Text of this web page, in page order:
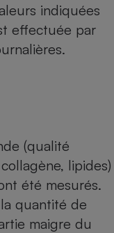
indiquées
effectuée par
(qualité
lipides)
été mesurés.
quantité de
maigre du